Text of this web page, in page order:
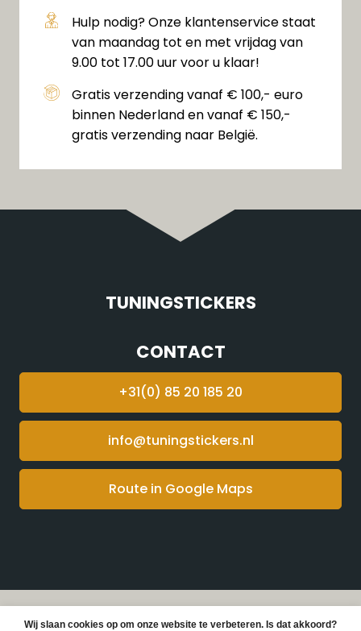
Hulp nodig? Onze klantenservice staat
van maandag tot en met vrijdag van
9.00 tot 17.00 uur voor u klaar!
Gratis verzending vanaf € 100,- euro
binnen Nederland en vanaf € 150,-
gratis verzending naar België.
TUNINGSTICKERS
CONTACT
+31(0) 85 20 185 20
info@tuningstickers.nl
Route in Google Maps
© Copyright 2026 Tuningstickers -
Webshop laten
Wij slaan cookies op om onze website te verbeteren. Is dat akkoord?